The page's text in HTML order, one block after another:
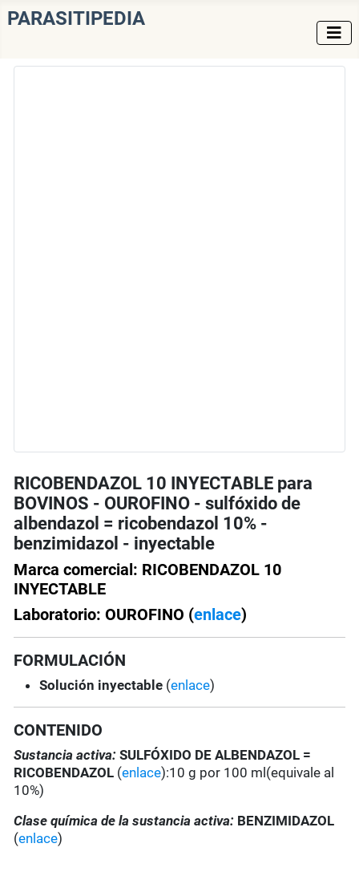
PARASITIPEDIA
RICOBENDAZOL 10 INYECTABLE para
BOVINOS - OUROFINO - sulfóxido de
albendazol = ricobendazol 10% -
benzimidazol - inyectable
Marca comercial: RICOBENDAZOL 10
INYECTABLE
Laboratorio: OUROFINO (enlace)
FORMULACIÓN
Solución inyectable (enlace)
CONTENIDO
Sustancia activa: SULFÓXIDO DE ALBENDAZOL =
RICOBENDAZOL (enlace):10 g por 100 ml(equivale al
10%)
Clase química de la sustancia activa: BENZIMIDAZOL
(enlace)